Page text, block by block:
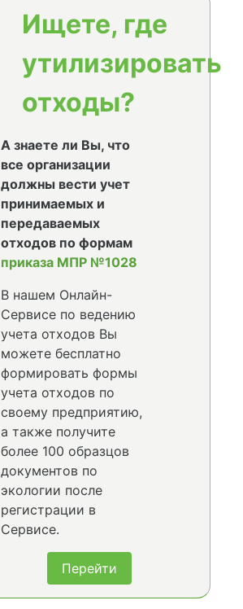
Ищете, где
утилизировать
отходы?
А знаете ли Вы, что
все организации
должны вести учет
принимаемых и
передаваемых
отходов по формам
приказа МПР №1028
В нашем Онлайн-
Сервисе по ведению
учета отходов Вы
можете бесплатно
формировать формы
учета отходов по
своему предприятию,
а также получите
более 100 образцов
документов по
экологии после
регистрации в
Сервисе.
Перейти